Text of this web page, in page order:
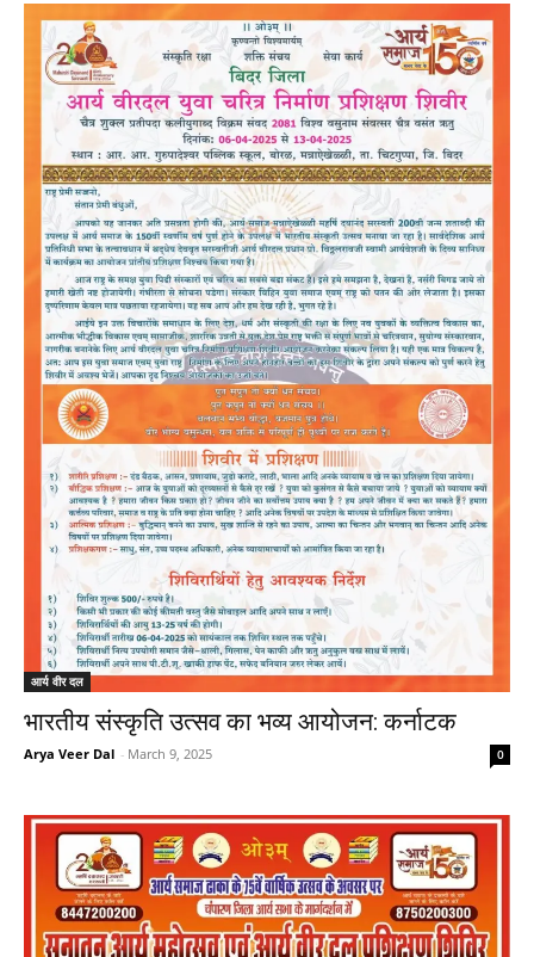
आर्य वीर दल
भारतीय संस्कृति उत्सव का भव्य आयोजन: कर्नाटक
Arya Veer Dal - March 9, 2025 0